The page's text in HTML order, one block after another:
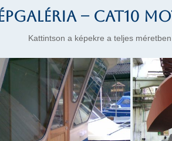
– CAT10
Kattintson a képekre a teljes